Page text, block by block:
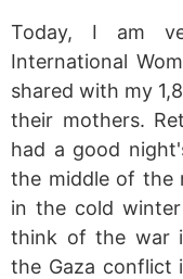
Today, I am
International
shared with my
their mothers.
had a good
the middle of the
in the cold
think of the war
the Gaza conflict